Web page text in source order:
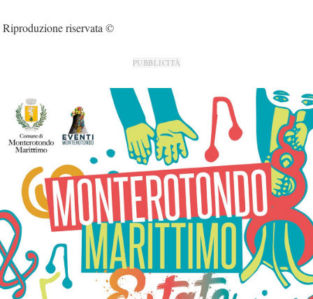
Riproduzione riservata ©
PUBBLICITÀ